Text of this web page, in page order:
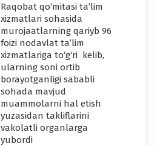
Raqobat qo‘mitasi ta’lim
xizmatlari sohasida
murojaatlarning qariyb 96
foizi nodavlat ta’lim
xizmatlariga to‘g‘ri kelib,
ularning soni ortib
borayotganligi sababli
sohada mavjud
muammolarni hal etish
yuzasidan takliflarini
vakolatli organlarga
yubordi